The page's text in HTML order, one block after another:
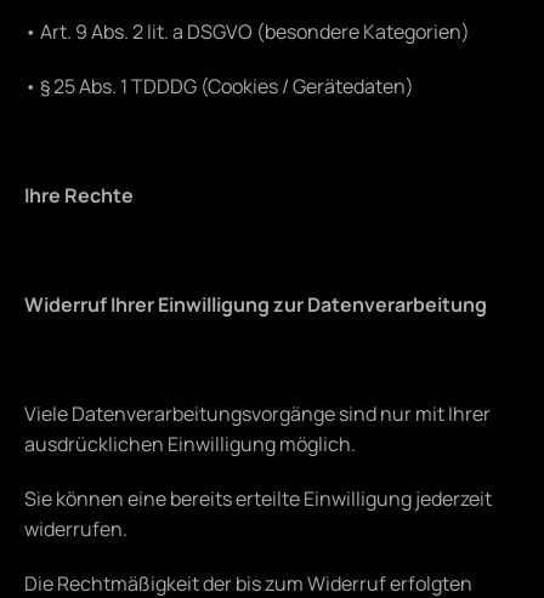
• Art. 9 Abs. 2 lit. a DSGVO (besondere Kategorien)
• § 25 Abs. 1 TDDDG (Cookies / Gerätedaten)
Ihre Rechte
Widerruf Ihrer Einwilligung zur Datenverarbeitung
Viele Datenverarbeitungsvorgänge sind nur mit Ihrer
ausdrücklichen Einwilligung möglich.
Sie können eine bereits erteilte Einwilligung jederzeit
widerrufen.
Die Rechtmäßigkeit der bis zum Widerruf erfolgten